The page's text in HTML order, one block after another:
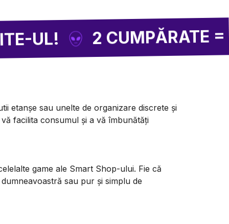
2 CUMPĂRATE = 1
etanșe sau unelte de organizare discrete și
facilita consumul și a vă îmbunătăți
game ale Smart Shop-ului. Fie că
sau pur și simplu de